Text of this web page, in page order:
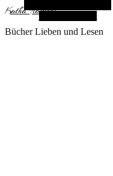
KathaFlauschi
Bücher Lieben und Lesen
Zufallsauswahl